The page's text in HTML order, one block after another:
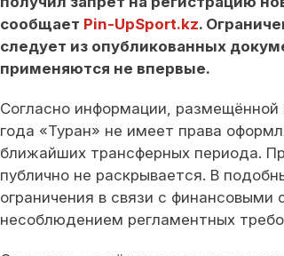
сообщает Pin-UpSport.kz.
следует из опубликованных
применяются не впервые.
Согласно информации,
года «Туран» не имеет права
ближайших трансферных периода.
публично не раскрывается. В
ограничения в связи с
несоблюдением регламентных